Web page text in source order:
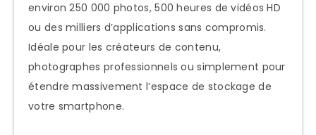
environ 250 000 photos, 500 heures de vidéos HD
ou des milliers d’applications sans compromis.
Idéale pour les créateurs de contenu,
photographes professionnels ou simplement pour
étendre massivement l’espace de stockage de
votre smartphone.